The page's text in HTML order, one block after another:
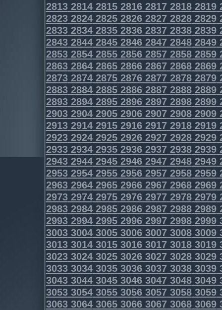
2813281428152816281728182819
2823282428252826282728282829
2833283428352836283728382839
2843284428452846284728482849
2853285428552856285728582859
2863286428652866286728682869
2873287428752876287728782879
2883288428852886288728882889
2893289428952896289728982899
2903290429052906290729082909
2913291429152916291729182919
2923292429252926292729282929
2933293429352936293729382939
2943294429452946294729482949
2953295429552956295729582959
2963296429652966296729682969
2973297429752976297729782979
2983298429852986298729882989
2993299429952996299729982999
3003300430053006300730083009
3013301430153016301730183019
3023302430253026302730283029
3033303430353036303730383039
3043304430453046304730483049
3053305430553056305730583059
3063306430653066306730683069